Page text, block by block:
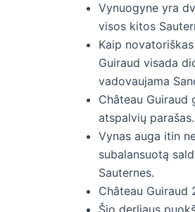
Vynuogyne yra
visos kitos
Kaip
Guiraud visada
vadovaujama
Château Guiraud
atspalvių parašas.
Vynas auga itin
subalansuotą
Sauternes.
Château
Šio derliaus